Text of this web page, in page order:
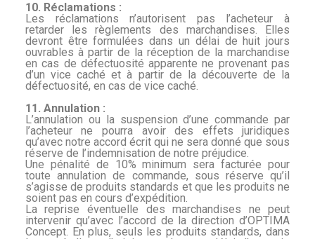
10. Réclamations :
Les réclamations n’autorisent pas l’acheteur à
retarder les règlements des marchandises. Elles
devront être formulées dans un délai de huit jours
ouvrables à partir de la réception de lamarchandise
en cas de défectuosité apparente ne provenant pas
d’un vice caché et à partir de la découverte de la
défectuosité, en cas de vice caché.
11. Annulation :
L’annulation ou la suspension d’une commande par
l’acheteur ne pourra avoir des effets juridiques
qu’avec notre accord écrit qui ne sera donné que sous
réserve de l’indemnisation de notre préjudice.
Une pénalité de 10% minimum sera facturée pour
toute annulation de commande, sous réserve qu’il
s’agisse de produits standards et que les produits ne
soient pas en cours d’expédition.
La reprise éventuelle des marchandises ne peut
intervenir qu’avec l’accord de la direction d’OPTIMA
Concept. En plus, seuls les produits standards, dans